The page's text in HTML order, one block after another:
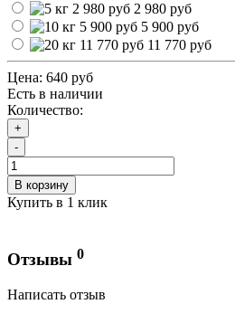
2 980 руб
5 900 руб
11 770 руб
Цена: 640 руб
Есть в наличии
Количество:
+
-
В корзину
Купить в 1 клик
Отзывы 0
Написать отзыв